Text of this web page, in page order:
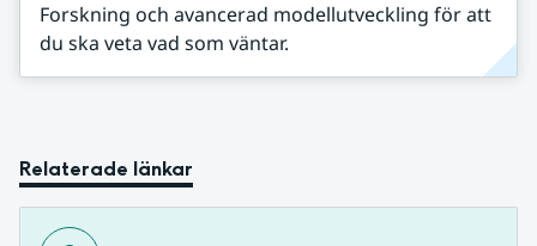
Forskning och avancerad modellutveckling för att
du ska veta vad som väntar.
Relaterade länkar